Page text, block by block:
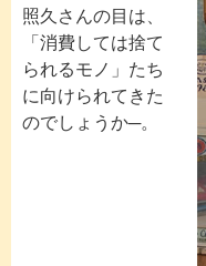
照久さんの目は、
「消費しては捨て
られるモノ」たち
に向けられてきた
のでしょうか─。